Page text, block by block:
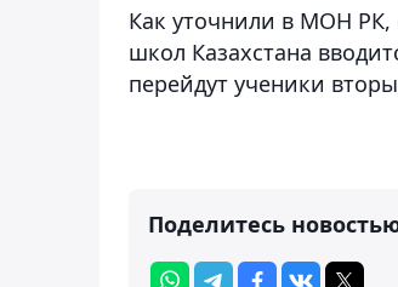
Как уточнили в МОН РК,
школ Казахстана
перейдут ученики
Поделитесь